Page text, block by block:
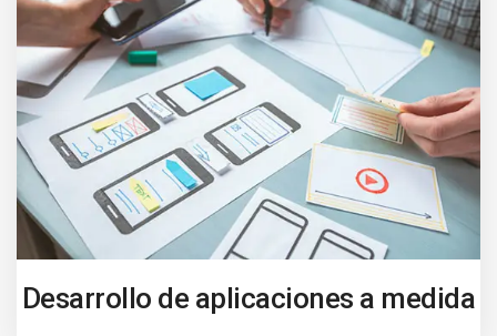
Desarrollo de aplicaciones a medida